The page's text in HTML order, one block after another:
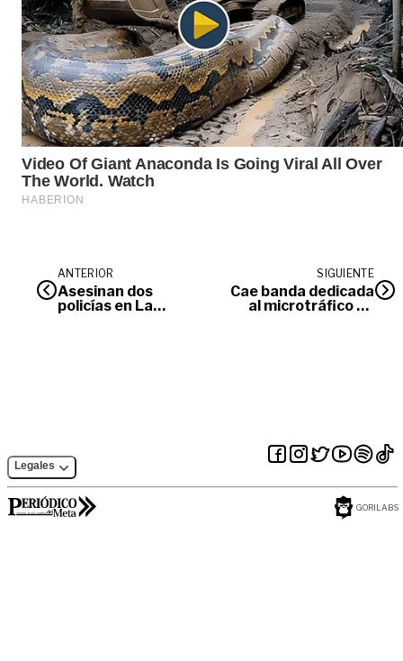
ANTERIOR
Asesinan dos
policías en La
SIGUIENTE
Cae banda dedicada
al microtráfico en
Legales
GORILABS